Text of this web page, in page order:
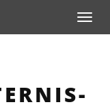
Toggle
PAGE